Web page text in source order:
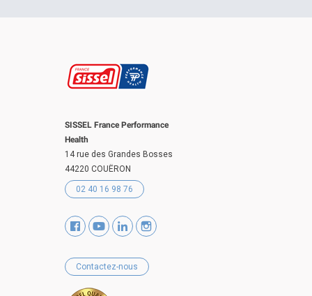
SISSEL France Performance
Health
14 rue des Grandes Bosses
44220 COUËRON
02 40 16 98 76
Contactez-nous